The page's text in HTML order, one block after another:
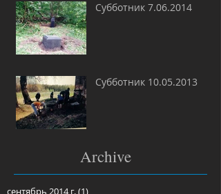
Субботник 7.06.2014
Субботник 10.05.2013
Archive
сентябрь 2014 г.(1)